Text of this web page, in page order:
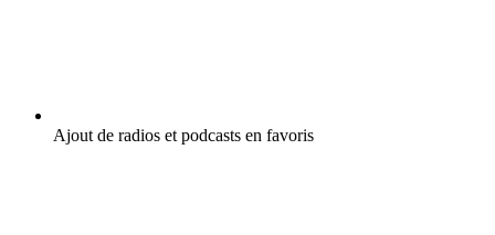
Ajout de radios et podcasts en favoris